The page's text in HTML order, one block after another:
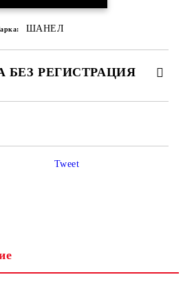
ШАНЕЛ
БЕЗ РЕГИСТРАЦИЯ
Tweet